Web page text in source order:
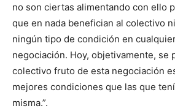
no son ciertas alimentando con ello
que en nada benefician al colectivo
ningún tipo de condición en
negociación. Hoy, objetivamente, se
colectivo fruto de esta negociación
mejores condiciones que las que
misma.”.